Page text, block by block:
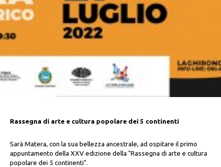
Rassegna di arte e cultura popolare dei 5 continenti
Sarà Matera, con la sua bellezza ancestrale, ad ospitare il primo
appuntamento della XXV edizione della "Rassegna di arte e cultura
popolare dei 5 continenti".